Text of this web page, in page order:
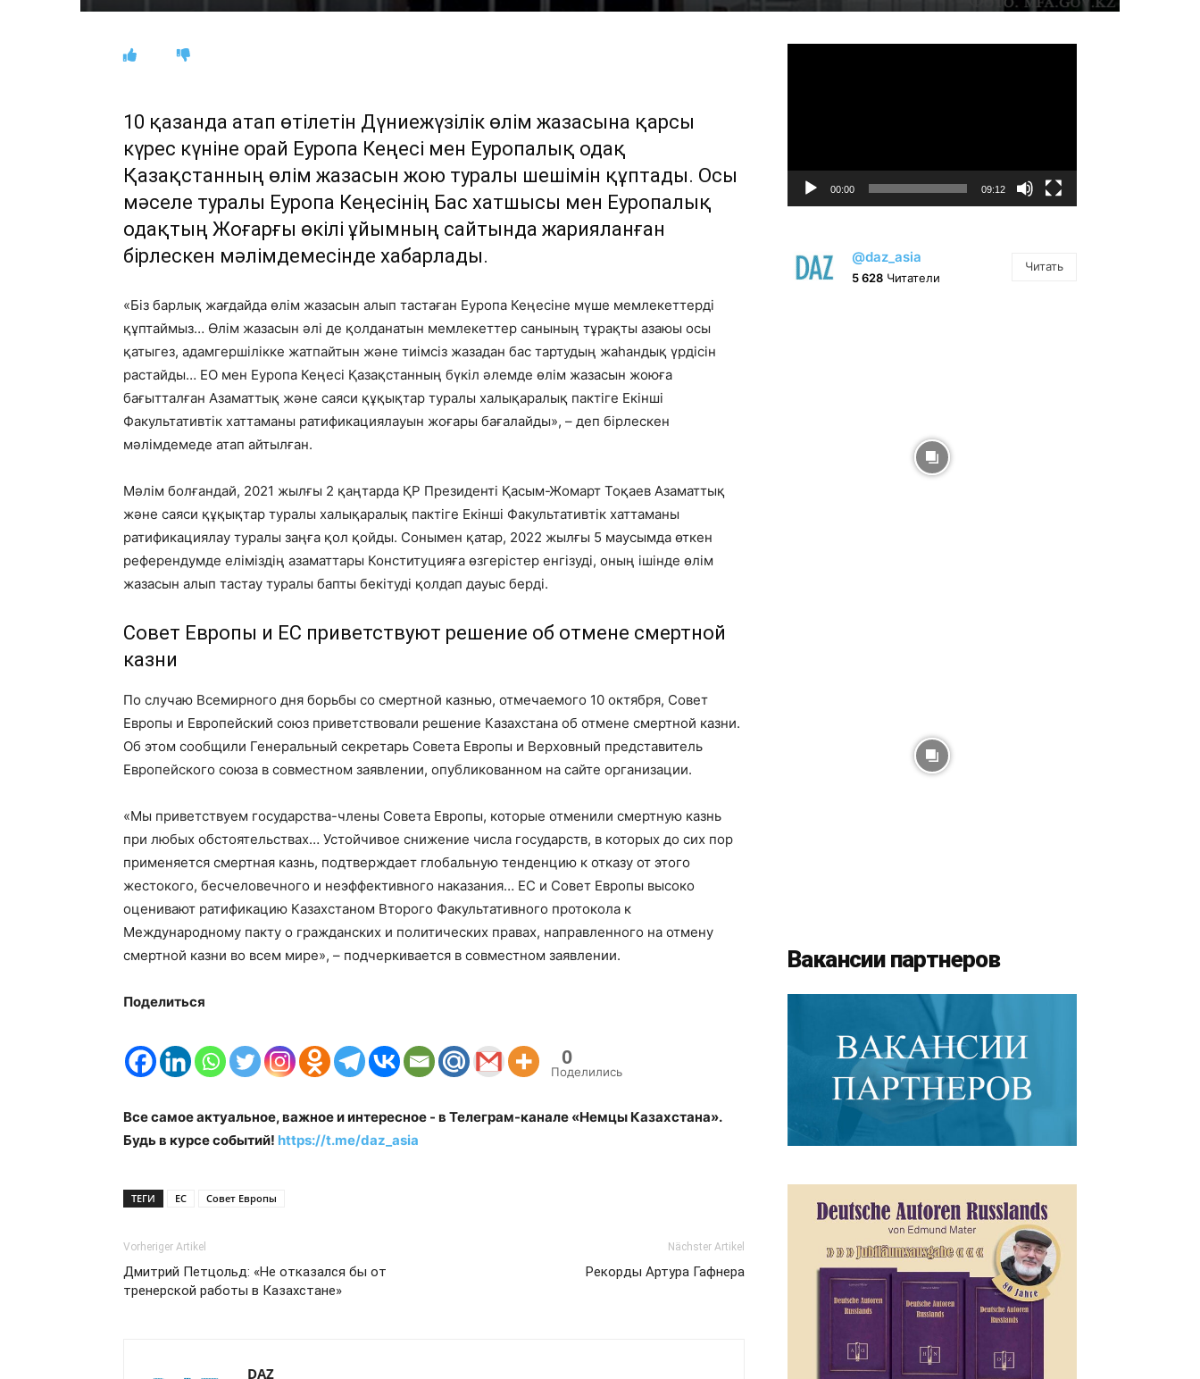
10 қазанда атап өтілетін Дүниежүзілік өлім жазасына қарсы
күрес күніне орай Еуропа Кеңесі мен Еуропалық одақ
Қазақстанның өлім жазасын жою туралы шешімін құптады. Осы
мәселе туралы Еуропа Кеңесінің Бас хатшысы мен Еуропалық
одақтың Жоғарғы өкілі ұйымның сайтында жарияланған
бірлескен мәлімдемесінде хабарлады.
«Біз барлық жағдайда өлім жазасын алып тастаған Еуропа Кеңесіне мүше мемлекеттерді
құптаймыз… Өлім жазасын әлі де қолданатын мемлекеттер санының тұрақты азаюы осы
қатыгез, адамгершілікке жатпайтын және тиімсіз жазадан бас тартудың жаһандық үрдісін
растайды… ЕО мен Еуропа Кеңесі Қазақстанның бүкіл әлемде өлім жазасын жоюға
бағытталған Азаматтық және саяси құқықтар туралы халықаралық пактіге Екінші
Факультативтік хаттаманы ратификациялауын жоғары бағалайды», – деп бірлескен
мәлімдемеде атап айтылған.
Мәлім болғандай, 2021 жылғы 2 қаңтарда ҚР Президенті Қасым-Жомарт Тоқаев Азаматтық
және саяси құқықтар туралы халықаралық пактіге Екінші Факультативтік хаттаманы
ратификациялау туралы заңға қол қойды. Сонымен қатар, 2022 жылғы 5 маусымда өткен
референдумде еліміздің азаматтары Конституцияға өзгерістер енгізуді, оның ішінде өлім
жазасын алып тастау туралы бапты бекітуді қолдап дауыс берді.
Совет Европы и ЕC приветствуют решение об отмене смертной
казни
По случаю Всемирного дня борьбы со смертной казнью, отмечаемого 10 октября, Совет
Европы и Европейский союз приветствовали решение Казахстана об отмене смертной казни.
Об этом сообщили Генеральный секретарь Совета Европы и Верховный представитель
Европейского союза в совместном заявлении, опубликованном на сайте организации.
«Мы приветствуем государства-члены Совета Европы, которые отменили смертную казнь
при любых обстоятельствах… Устойчивое снижение числа государств, в которых до сих пор
применяется смертная казнь, подтверждает глобальную тенденцию к отказу от этого
жестокого, бесчеловечного и неэффективного наказания… ЕС и Совет Европы высоко
оценивают ратификацию Казахстаном Второго Факультативного протокола к
Международному пакту о гражданских и политических правах, направленного на отмену
смертной казни во всем мире», – подчеркивается в совместном заявлении.
Поделиться
0
Поделились
Все самое актуальное, важное и интересное - в Телеграм-канале «Немцы Казахстана».
Будь в курсе событий! https://t.me/daz_asia
ТЕГИ ЕC Совет Европы
Vorheriger Artikel
Дмитрий Петцольд: «Не отказался бы от
тренерской работы в Казахстане»
Nächster Artikel
Рекорды Артура Гафнера
DAZ
00:00 09:12
@daz_asia
5 628 Читатели
Читать
Вакансии партнеров